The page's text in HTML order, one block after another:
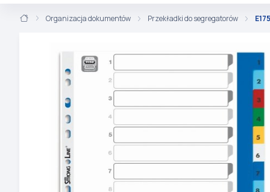
Organizacja dokumentów Przekładki do segregatorów